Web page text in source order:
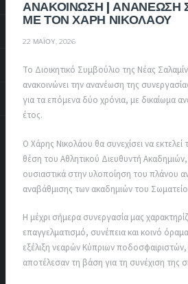
ΑΝΑΚΟΙΝΩΣΗ | ΑΝΑΝΕΩΣΗ
ΜΕ ΤΟΝ ΧΑΡΗ ΝΙΚΟΛΑΟΥ
22 ΜΑΪ́ΟΥ, 2026
Το Διοικητικό Συμβούλιο της Νέας
ανακοινώνει την ανανέωση της
για τα επόμενα δύο χρόνια, με δικαίωμα
έτος.
Ο Χάρης Νικολάου θα συνεχίσει να
θέση του Αθλητικού Διευθυντή
ουσιαστικά στην υλοποίηση του πλάνου
αναβάθμισης των ακαδημιών του
Η μέχρι σήμερα συνεργασία μας
επαγγελματισμό, συνέπεια και κοινό
εξέλιξη νεαρών Κύπριων ποδοσφαιριστών,
αποτέλεσαν τη βάση για τη συνέχιση της